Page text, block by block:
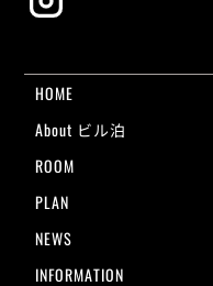
HOME
About ビル泊
ROOM
PLAN
NEWS
INFORMATION